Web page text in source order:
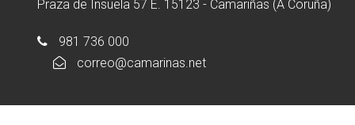
Praza de Insuela 57 E. 15123 - Camariñas (A Coruña)
981 736 000
correo@camarinas.net